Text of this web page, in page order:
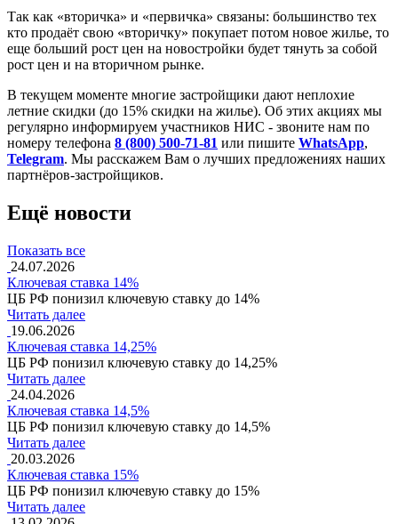
Так как «вторичка» и «первичка» связаны: большинство тех
кто продаёт свою «вторичку» покупает потом новое жилье, то
еще больший рост цен на новостройки будет тянуть за собой
рост цен и на вторичном рынке.
В текущем моменте многие застройщики дают неплохие
летние скидки (до 15% скидки на жилье). Об этих акциях мы
регулярно информируем участников НИС - звоните нам по
номеру телефона 8 (800) 500-71-81 или пишите WhatsApp,
Telegram. Мы расскажем Вам о лучших предложениях наших
партнёров-застройщиков.
Ещё новости
Показать все
24.07.2026
Ключевая ставка 14%
ЦБ РФ понизил ключевую ставку до 14%
Читать далее
19.06.2026
Ключевая ставка 14,25%
ЦБ РФ понизил ключевую ставку до 14,25%
Читать далее
24.04.2026
Ключевая ставка 14,5%
ЦБ РФ понизил ключевую ставку до 14,5%
Читать далее
20.03.2026
Ключевая ставка 15%
ЦБ РФ понизил ключевую ставку до 15%
Читать далее